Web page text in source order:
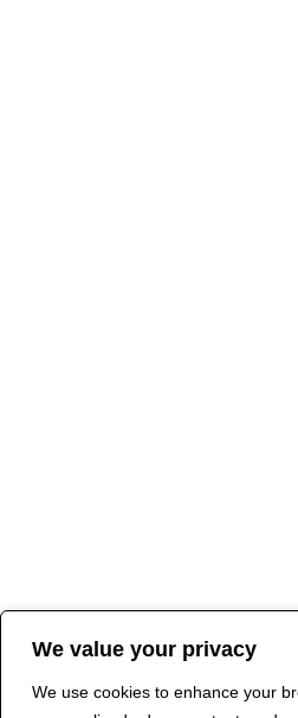
We value your privacy
We use cookies to enhance your